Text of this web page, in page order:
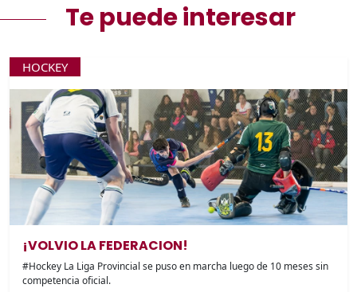
Te puede interesar
HOCKEY
¡VOLVIO LA FEDERACION!
#Hockey La Liga Provincial se puso en marcha luego de 10 meses sin
competencia oficial.